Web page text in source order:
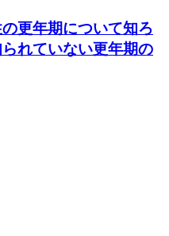
更年期について知ろ
れていない更年期の